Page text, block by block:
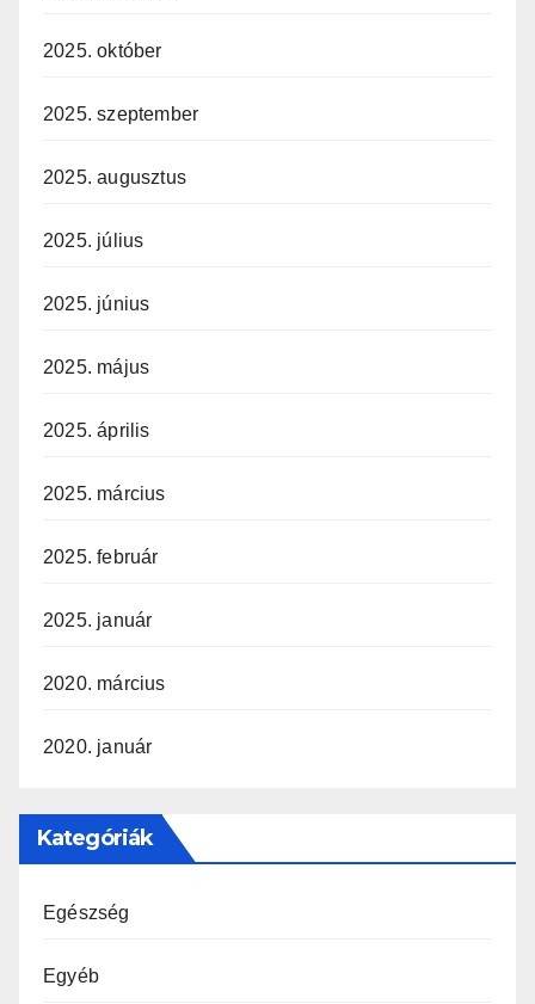
2025. október
2025. szeptember
2025. augusztus
2025. július
2025. június
2025. május
2025. április
2025. március
2025. február
2025. január
2020. március
2020. január
Kategóriák
Egészség
Egyéb